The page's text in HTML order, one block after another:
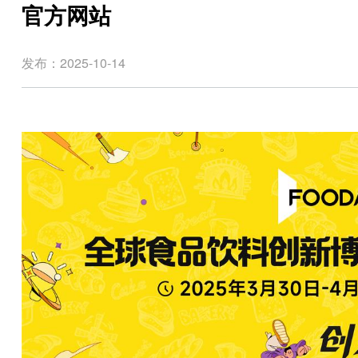
官方网站
发布：2025-10-14